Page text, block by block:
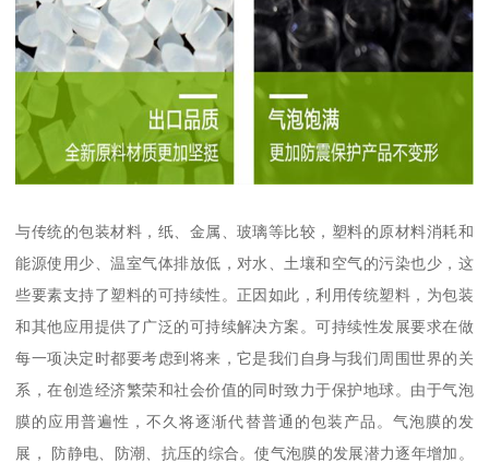
与传统的包装材料，纸、金属、玻璃等比较，塑料的原材料消耗和
能源使用少、温室气体排放低，对水、土壤和空气的污染也少，这
些要素支持了塑料的可持续性。正因如此，利用传统塑料，为包装
和其他应用提供了广泛的可持续解决方案。可持续性发展要求在做
每一项决定时都要考虑到将来，它是我们自身与我们周围世界的关
系，在创造经济繁荣和社会价值的同时致力于保护地球。由于气泡
膜的应用普遍性，不久将逐渐代替普通的包装产品。气泡膜的发
展， 防静电、防潮、抗压的综合。使气泡膜的发展潜力逐年增加。